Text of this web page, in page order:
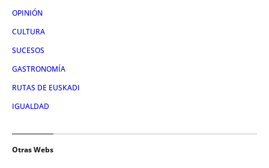
OPINIÓN
CULTURA
SUCESOS
GASTRONOMÍA
RUTAS DE EUSKADI
IGUALDAD
Otras Webs